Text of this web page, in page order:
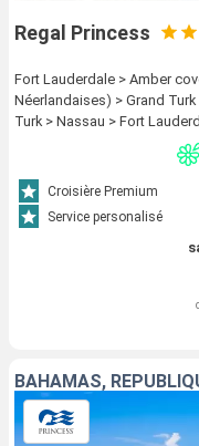
Regal Princess
Fort Lauderdale > Amber
Néerlandaises) > Grand
Turk > Nassau > Fort
Croisière Premium
Service personalisé